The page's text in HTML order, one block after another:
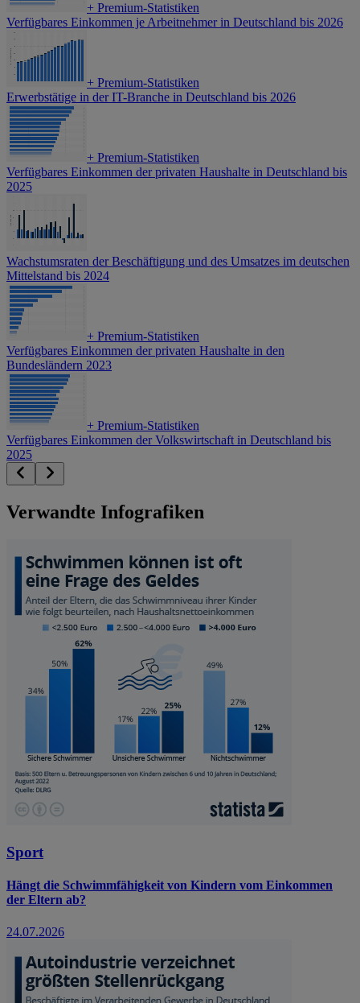
+ Premium-Statistiken
Verfügbares Einkommen je Arbeitnehmer in Deutschland bis 2026
+ Premium-Statistiken
Erwerbstätige in der IT-Branche in Deutschland bis 2026
+ Premium-Statistiken
Verfügbares Einkommen der privaten Haushalte in Deutschland bis
2025
Wachstumsraten der Beschäftigung und des Umsatzes im deutschen
Mittelstand bis 2024
+ Premium-Statistiken
Verfügbares Einkommen der privaten Haushalte in den
Bundesländern 2023
+ Premium-Statistiken
Verfügbares Einkommen der Volkswirtschaft in Deutschland bis
2025
Verwandte Infografiken
Sport
Hängt die Schwimmfähigkeit von Kindern vom Einkommen
der Eltern ab?
24.07.2026